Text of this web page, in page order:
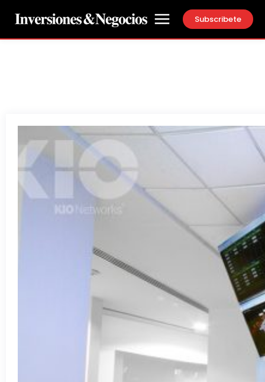
Subscribete